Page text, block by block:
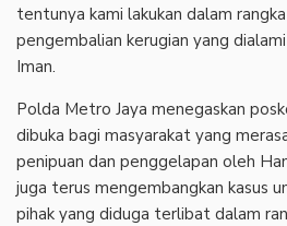
tentunya kami lakukan dalam
pengembalian kerugian yang
Iman.
‎Polda Metro Jaya menegaskan
dibuka bagi masyarakat yang
penipuan dan penggelapan oleh
juga terus mengembangkan kasus
pihak yang diduga terlibat dalam